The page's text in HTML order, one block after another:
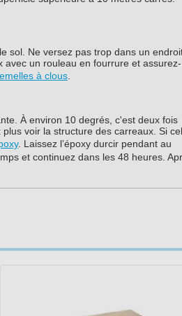
sol. Ne versez pas trop dans un
un rouleau en fourrure et assurez-
à clous
À environ 10 degrés, c'est deux fois
voir la structure des carreaux. Si
. Laissez l’époxy durcir pendant au
et continuez dans les 48 heures.